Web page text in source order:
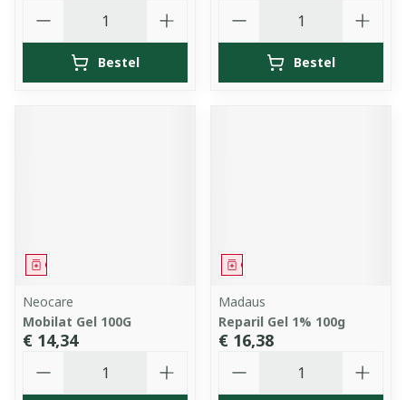
Bestel Bestel
Geneesmiddel
Neocare
Mobilat Gel 100G
€ 14,34
Geneesmiddel
Madaus
Reparil Gel 1% 100g
€ 16,38